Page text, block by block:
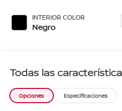
INTERIOR COLOR
Negro
Todas las
Opciones Especificaciones